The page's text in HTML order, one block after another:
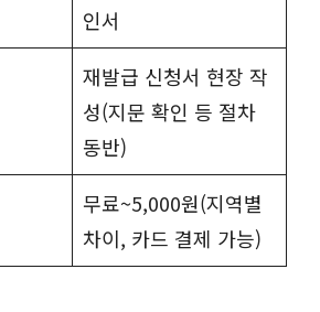
인서
재발급 신청서 현장 작
성(지문 확인 등 절차
동반)
무료~5,000원(지역별
차이, 카드 결제 가능)